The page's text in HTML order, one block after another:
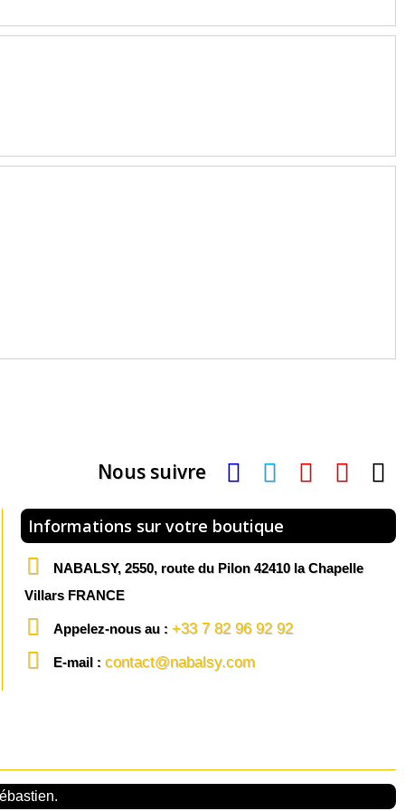
Nous suivre
Informations sur votre boutique
NABALSY, 2550, route du Pilon 42410 la Chapelle
Villars FRANCE
Appelez-nous au : +33 7 82 96 92 92
E-mail : contact@nabalsy.com